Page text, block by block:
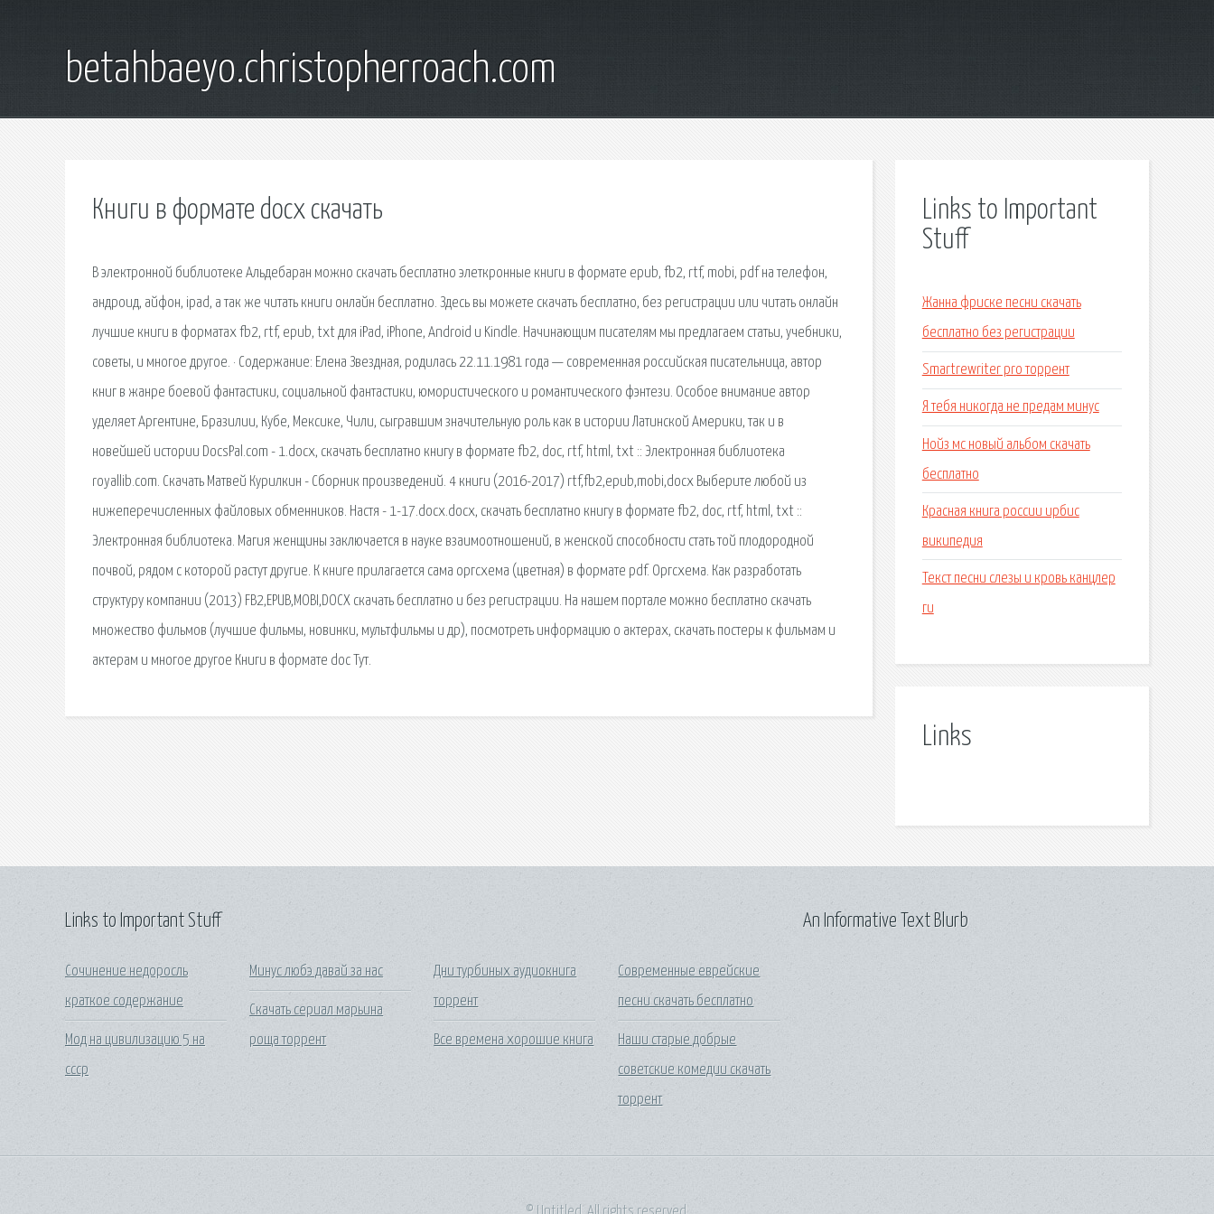
betahbaeyo.christopherroach.com
Книги в формате docx скачать
В электронной библиотеке Альдебаран можно скачать бесплатно элеткронные книги в формате epub, fb2, rtf, mobi, pdf на телефон,
андроид, айфон, ipad, а так же читать книги онлайн бесплатно. Здесь вы можете скачать бесплатно, без регистрации или читать онлайн
лучшие книги в форматах fb2, rtf, epub, txt для iPad, iPhone, Android и Kindle. Начинающим писателям мы предлагаем статьи, учебники,
советы, и многое другое. · Содержание: Елена Звездная, родилась 22.11.1981 года — современная российская писательница, автор
книг в жанре боевой фантастики, социальной фантастики, юмористического и романтического фэнтези. Особое внимание автор
уделяет Аргентине, Бразилии, Кубе, Мексике, Чили, сыгравшим значительную роль как в истории Латинской Америки, так и в
новейшей истории DocsPal.com - 1.docx, скачать бесплатно книгу в формате fb2, doc, rtf, html, txt :: Электронная библиотека
royallib.com. Скачать Матвей Курилкин - Сборник произведений. 4 книги (2016-2017) rtf,fb2,epub,mobi,docx Выберите любой из
нижеперечисленных файловых обменников. Настя - 1-17.docx.docx, скачать бесплатно книгу в формате fb2, doc, rtf, html, txt ::
Электронная библиотека. Магия женщины заключается в науке взаимоотношений, в женской способности стать той плодородной
почвой, рядом с которой растут другие. К книге прилагается сама оргсхема (цветная) в формате pdf. Оргсхема. Как разработать
структуру компании (2013) FB2,EPUB,MOBI,DOCX скачать бесплатно и без регистрации. На нашем портале можно бесплатно скачать
множество фильмов (лучшие фильмы, новинки, мультфильмы и др), посмотреть информацию о актерах, скачать постеры к фильмам и
актерам и многое другое Книги в формате doc Тут.
Links to Important
Stuff
Жанна фриске песни скачать
бесплатно без регистрации
Smartrewriter pro торрент
Я тебя никогда не предам минус
Нойз мс новый альбом скачать
бесплатно
Красная книга россии ирбис
википедия
Текст песни слезы и кровь канцлер
ги
Links
Links to Important Stuff
Сочинение недоросль
краткое содержание
Мод на цивилизацию 5 на
ссср
Минус любэ давай за нас
Скачать сериал марьина
роща торрент
Дни турбиных аудиокнига
торрент
Все времена хорошие книга
Современные еврейские
песни скачать бесплатно
Наши старые добрые
советские комедии скачать
торрент
An Informative Text Blurb